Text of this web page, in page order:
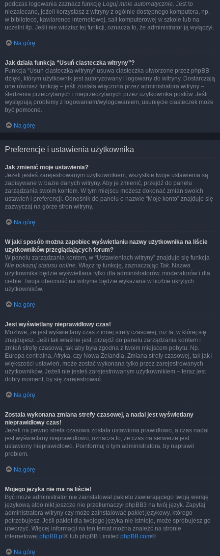
podczas logowania zaznacz funkcję Loguj mnie automatycznie. Jest to
niezalecane, jeżeli korzystasz z witryny z ogólnie dostępnego komputera, np.
w bibliotece, kawiarence internetowej, sali komputerowej w szkole lub na
uczelni itp. Jeśli nie widzisz tej funkcji, oznacza to, że administrator ją wyłączył.
Na górę
Jak działa funkcja “Usuń ciasteczka witryny”?
Funkcja “Usuń ciasteczka witryny” usuwa ciasteczka utworzone przez phpBB
dzięki, którym użytkownik jest autoryzowany i logowany do witryny. Dostarczają
one również funkcję – jeśli została włączona przez administratora witryny –
śledzenia przeczytanych i nieprzeczytanych przez użytkownika postów. Jeśli
występują problemy z logowaniem/wylogowaniem, usunięcie ciasteczek może
być pomocne.
Na górę
Preferencje i ustawienia użytkownika
Jak zmienić moje ustawienia?
Jeżeli jesteś zarejestrowanym użytkownikiem, wszystkie twoje ustawienia są
zapisywane w bazie danych witryny. Aby je zmienić, przejdź do panelu
zarządzania swoim kontem. W tym miejscu możesz dokonać zmian swoich
ustawień i preferencji. Odnośnik do panelu o nazwie “Moje konto” znajduje się
zazwyczaj na górze stron witryny.
Na górę
W jaki sposób można zapobiec wyświetlaniu nazwy użytkownika na liście
użytkowników przeglądających forum?
W panelu zarządzania kontem, w “Ustawieniach witryny” znajduje się funkcja
Nie pokazuj statusu online. Włącz tę funkcję, zaznaczając Tak. Nazwa
użytkownika będzie wyświetlana tylko dla administratorów, moderatorów i dla
ciebie. Twoja obecność na witrynie będzie wykazana w liczbie ukrytych
użytkowników.
Na górę
Jest wyświetlany nieprawidłowy czas!
Możliwe, że jest wyświetlany czas z innej strefy czasowej, niż ta, w której się
znajdujesz. Jeśli tak właśnie jest, przejdź do panelu zarządzania kontem i
zmień strefę czasową, tak aby była zgodna z twoim miejscem pobytu. Np.
Europa centralna, Afryka, czy Nowa Zelandia. Zmiana strefy czasowej, tak jak i
większości ustawień, może zostać wykonana tylko przez zarejestrowanych
użytkowników. Jeżeli nie jesteś zarejestrowanym użytkownikiem – teraz jest
dobry moment, by się zarejestrować.
Na górę
Została wykonana zmiana strefy czasowej, a nadal jest wyświetlany
nieprawidłowy czas!
Jeżeli na pewno strefa czasowa została ustawiona prawidłowo, a czas nadal
jest wyświetlany nieprawidłowo, oznacza to, że czas na serwerze jest
ustawiony nieprawidłowo. Poinformuj o tym administratora, by naprawił
problem.
Na górę
Mojego języka nie ma na liście!
Być może administrator nie zainstalował pakietu zawierającego twoją wersję
językową albo nikt jeszcze nie przetłumaczył phpBB3 na twój język. Zapytaj
administratora witryny czy może zainstalować pakiet językowy, którego
potrzebujesz. Jeśli pakiet dla twojego języka nie istnieje, może spróbujesz go
utworzyć. Więcej informacji na ten temat można znaleźć na stronie
internetowej phpBB.pl ® lub phpBB Limited phpBB.com®
Na górę